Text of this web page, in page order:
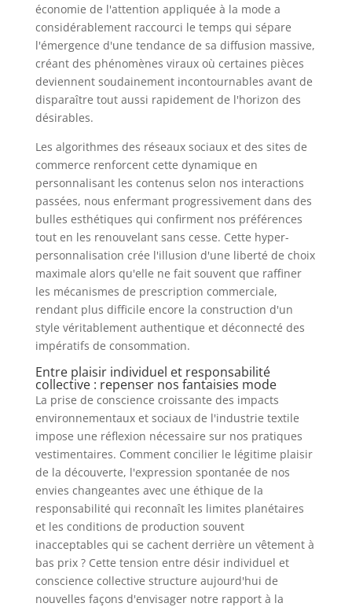
économie de l'attention appliquée à la mode a
considérablement raccourci le temps qui sépare
l'émergence d'une tendance de sa diffusion massive,
créant des phénomènes viraux où certaines pièces
deviennent soudainement incontournables avant de
disparaître tout aussi rapidement de l'horizon des
désirables.
Les algorithmes des réseaux sociaux et des sites de
commerce renforcent cette dynamique en
personnalisant les contenus selon nos interactions
passées, nous enfermant progressivement dans des
bulles esthétiques qui confirment nos préférences
tout en les renouvelant sans cesse. Cette hyper-
personnalisation crée l'illusion d'une liberté de choix
maximale alors qu'elle ne fait souvent que raffiner
les mécanismes de prescription commerciale,
rendant plus difficile encore la construction d'un
style véritablement authentique et déconnecté des
impératifs de consommation.
Entre plaisir individuel et responsabilité
collective : repenser nos fantaisies mode
La prise de conscience croissante des impacts
environnementaux et sociaux de l'industrie textile
impose une réflexion nécessaire sur nos pratiques
vestimentaires. Comment concilier le légitime plaisir
de la découverte, l'expression spontanée de nos
envies changeantes avec une éthique de la
responsabilité qui reconnaît les limites planétaires
et les conditions de production souvent
inacceptables qui se cachent derrière un vêtement à
bas prix ? Cette tension entre désir individuel et
conscience collective structure aujourd'hui de
nouvelles façons d'envisager notre rapport à la